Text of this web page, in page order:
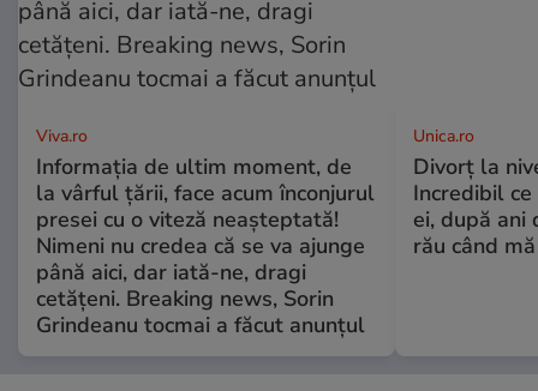
Viva.ro
Informația de ultim moment, de
la vârful țării, face acum înconjurul
presei cu o viteză neașteptată!
Nimeni nu credea că se va ajunge
până aici, dar iată-ne, dragi
cetățeni. Breaking news, Sorin
Grindeanu tocmai a făcut anunțul
Unica.ro
Divorț la
Incredibil
ei, după ani
rău când